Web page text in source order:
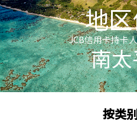
地
JCB信用卡持卡
南
按类